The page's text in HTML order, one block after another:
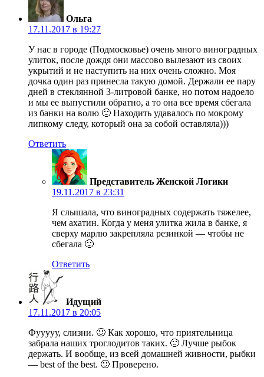
Ольга
17.11.2017 в 19:27
У нас в городе (Подмосковье) очень много виноградных
улиток, после дождя они массово вылезают из своих
укрытий и не наступить на них очень сложно. Моя
дочка один раз принесла такую домой. Держали ее пару
дней в стеклянной 3-литровой банке, но потом надоело
и мы ее выпустили обратно, а то она все время сбегала
из банки на волю 🙂 Находить удавалось по мокрому
липкому следу, который она за собой оставляла)))
Ответить
Представитель Женской Логики
19.11.2017 в 23:31
Я слышала, что виноградных содержать тяжелее,
чем ахатин. Когда у меня улитка жила в банке, я
сверху марлю закрепляла резинкой — чтобы не
сбегала 🙂
Ответить
Идущий
17.11.2017 в 20:05
Фууууу, слизни. 🙂 Как хорошо, что приятельница
забрала наших троглодитов таких. 🙂 Лучше рыбок
держать. И вообще, из всей домашней живности, рыбки
— best of the best. 🙂 Проверено.